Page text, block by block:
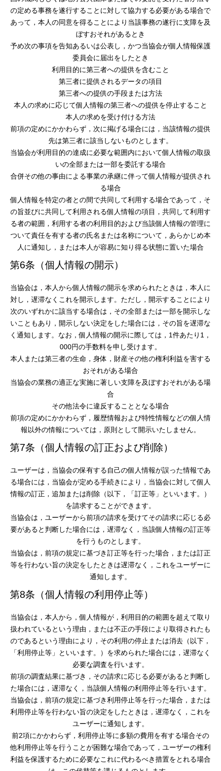
の定める事務を遂行することに対して協力する必要がある場合で
あって，本人の同意を得ることにより当該事務の遂行に支障を及
ぼすおそれがあるとき
予め次の事項を告知あるいは公表し，かつ当協会が個人情報保護
委員会に届出をしたとき
利用目的に第三者への提供を含むこと
第三者に提供されるデータの項目
第三者への提供の手段または方法
本人の求めに応じて個人情報の第三者への提供を停止すること
本人の求めを受け付ける方法
前項の定めにかかわらず，次に掲げる場合には，当該情報の提供
先は第三者に該当しないものとします。
当協会が利用目的の達成に必要な範囲内において個人情報の取扱
いの全部または一部を委託する場合
合併その他の事由による事業の承継に伴って個人情報が提供され
る場合
個人情報を特定の者との間で共同して利用する場合であって，そ
の旨並びに共同して利用される個人情報の項目，共同して利用す
る者の範囲，利用する者の利用目的および当該個人情報の管理に
ついて責任を有する者の氏名または名称について，あらかじめ本
人に通知し，または本人が容易に知り得る状態に置いた場合
第6条（個人情報の開示）
当協会は，本人から個人情報の開示を求められたときは，本人に
対し，遅滞なくこれを開示します。ただし，開示することにより
次のいずれかに該当する場合は，その全部または一部を開示しな
いこともあり，開示しない決定をした場合には，その旨を遅滞な
く通知します。なお，個人情報の開示に際しては，1件あたり1，
000円の手数料を申し受けます。
本人または第三者の生命，身体，財産その他の権利利益を害する
おそれがある場合
当協会の業務の適正な実施に著しい支障を及ぼすおそれがある場
合
その他法令に違反することとなる場合
前項の定めにかかわらず，履歴情報および特性情報などの個人情
報以外の情報については，原則として開示いたしません。
第7条（個人情報の訂正および削除）
ユーザーは，当協会の保有する自己の個人情報が誤った情報であ
る場合には，当協会が定める手続きにより，当協会に対して個人
情報の訂正，追加または削除（以下，「訂正等」といいます。）
を請求することができます。
当協会は，ユーザーから前項の請求を受けてその請求に応じる必
要があると判断した場合には，遅滞なく，当該個人情報の訂正等
を行うものとします。
当協会は，前項の規定に基づき訂正等を行った場合，または訂正
等を行わない旨の決定をしたときは遅滞なく，これをユーザーに
通知します。
第8条（個人情報の利用停止等）
当協会は，本人から，個人情報が，利用目的の範囲を超えて取り
扱われているという理由，または不正の手段により取得されたも
のであるという理由により，その利用の停止または消去（以下，
「利用停止等」といいます。）を求められた場合には，遅滞なく
必要な調査を行います。
前項の調査結果に基づき，その請求に応じる必要があると判断し
た場合には，遅滞なく，当該個人情報の利用停止等を行います。
当協会は，前項の規定に基づき利用停止等を行った場合，または
利用停止等を行わない旨の決定をしたときは，遅滞なく，これを
ユーザーに通知します。
前2項にかかわらず，利用停止等に多額の費用を有する場合その
他利用停止等を行うことが困難な場合であって，ユーザーの権利
利益を保護するために必要なこれに代わるべき措置をとれる場合